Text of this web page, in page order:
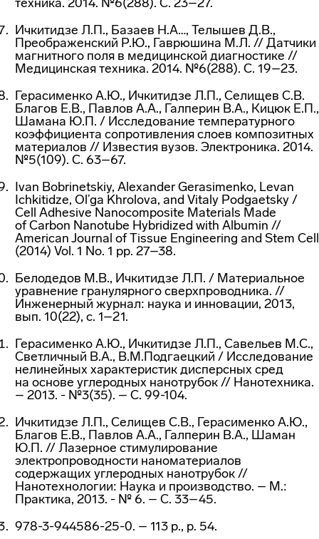
Ичкитидзе Л.П., Базаев Н.А…, Телышев Д.В.,
Преображенский Р.Ю., Гаврюшина М.Л. // Датчики
магнитного поля в медицинской диагностике //
Медицинская техника. 2014. №6(288). C. 19–23.
Герасименко А.Ю., Ичкитидзе Л.П., Селищев С.В.
Благов Е.В., Павлов А.А., Галперин В.А., Кицюк Е.П.,
Шамана Ю.П. / Исследование температурного
коэффициента сопротивления слоев композитных
материалов // Известия вузов. Электроника. 2014.
№5(109). С. 63–67.
Ivan Bobrinetskiy, Alexander Gerasimenko, Levan
Ichkitidze, Ol’ga Khrolova, and Vitaly Podgaetsky /
Cell Adhesive Nanocomposite Materials Made
of Carbon Nanotube Hybridized with Albumin //
American Journal of Tissue Engineering and Stem Cell
(2014) Vol. 1 No. 1 pp. 27–38.
Белодедов М.В., Ичкитидзе Л.П. / Материальное
уравнение гранулярного сверхпроводника. //
Инженерный журнал: наука и инновации, 2013,
вып. 10(22), с. 1–21.
Герасименко А.Ю., Ичкитидзе Л.П., Савельев М.С.,
Светличный В.А., В.М.Подгаецкий / Исследование
нелинейных характеристик дисперсных сред
на основе углеродных нанотрубок // Нанотехника.
– 2013. - №3(35). – С. 99-104.
Ичкитидзе Л.П., Селищев С.В., Герасименко А.Ю.,
Благов Е.В., Павлов А.А., Галперин В.А., Шаман
Ю.П. // Лазерное стимулирование
электропроводности наноматериалов
содержащих углеродных нанотрубок //
Нанотехнологии: Наука и производство. – М.:
Практика, 2013. - № 6. – С. 33–45.
978-3-944586-25-0. – 113 p., p. 54.